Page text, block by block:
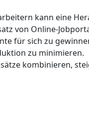
kann eine
von Online-
für sich zu
zu minimieren.
kombinieren,